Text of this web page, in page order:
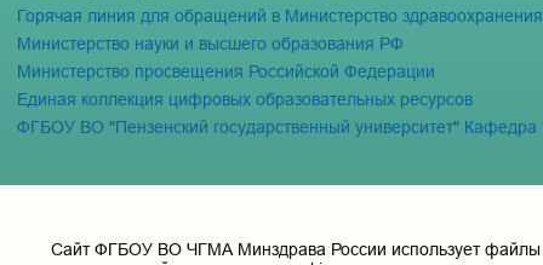
Горячая линия для обращений в Министерство
Министерство науки и высшего образования РФ
Министерство просвещения Российской Федерации
Единая коллекция цифровых образовательных ресурсов
ФГБОУ ВО "Пензенский государственный университет" Кафедра
Cайт ФГБОУ ВО ЧГМА Минздрава России использует файлы